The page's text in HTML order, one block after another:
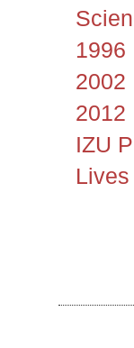
2002
2012
IZU